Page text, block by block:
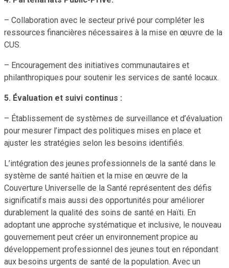
– Collaboration avec le secteur privé pour compléter les
ressources financières nécessaires à la mise en œuvre de la
CUS.
– Encouragement des initiatives communautaires et
philanthropiques pour soutenir les services de santé locaux.
5. Évaluation et suivi continus :
– Établissement de systèmes de surveillance et d’évaluation
pour mesurer l’impact des politiques mises en place et
ajuster les stratégies selon les besoins identifiés.
L’intégration des jeunes professionnels de la santé dans le
système de santé haïtien et la mise en œuvre de la
Couverture Universelle de la Santé représentent des défis
significatifs mais aussi des opportunités pour améliorer
durablement la qualité des soins de santé en Haïti. En
adoptant une approche systématique et inclusive, le nouveau
gouvernement peut créer un environnement propice au
développement professionnel des jeunes tout en répondant
aux besoins urgents de santé de la population. Avec un